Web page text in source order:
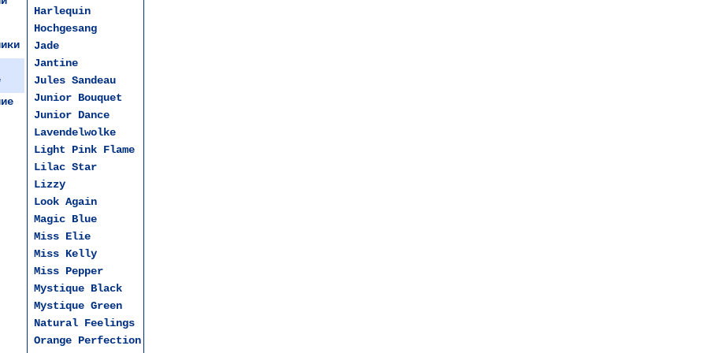
Harlequin
Hochgesang
Jade
Jantine
Jules Sandeau
Junior Bouquet
Junior Dance
Lavendelwolke
Light Pink Flame
Lilac Star
Lizzy
Look Again
Magic Blue
Miss Elie
Miss Kelly
Miss Pepper
Mystique Black
Mystique Green
Natural Feelings
Orange Perfection